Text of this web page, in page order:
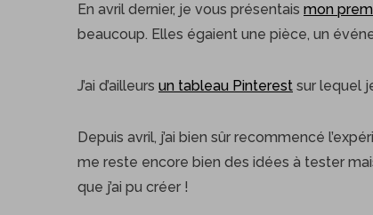
En avril dernier, je vous présentais mon
beaucoup. Elles égaient une pièce, un
J’ai d’ailleurs un tableau Pinterest sur lequel
Depuis avril, j’ai bien sûr recommencé
me reste encore bien des idées à tester
que j’ai pu créer !